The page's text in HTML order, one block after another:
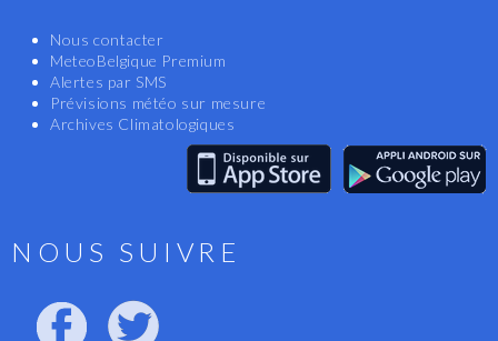
Nous contacter
MeteoBelgique Premium
Alertes par SMS
Prévisions météo sur mesure
Archives Climatologiques
NOUS SUIVRE